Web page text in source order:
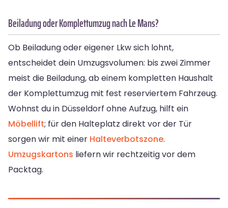
Beiladung oder Komplettumzug nach Le Mans?
Ob Beiladung oder eigener Lkw sich lohnt,
entscheidet dein Umzugsvolumen: bis zwei Zimmer
meist die Beiladung, ab einem kompletten Haushalt
der Komplettumzug mit fest reserviertem Fahrzeug.
Wohnst du in Düsseldorf ohne Aufzug, hilft ein
Möbellift; für den Halteplatz direkt vor der Tür
sorgen wir mit einer Halteverbotszone.
Umzugskartons liefern wir rechtzeitig vor dem
Packtag.